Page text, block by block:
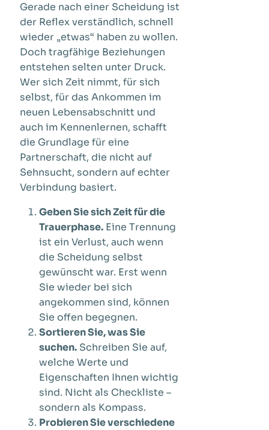
Gerade nach einer Scheidung ist
der Reflex verständlich, schnell
wieder „etwas“ haben zu wollen.
Doch tragfähige Beziehungen
entstehen selten unter Druck.
Wer sich Zeit nimmt, für sich
selbst, für das Ankommen im
neuen Lebensabschnitt und
auch im Kennenlernen, schafft
die Grundlage für eine
Partnerschaft, die nicht auf
Sehnsucht, sondern auf echter
Verbindung basiert.
Geben Sie sich Zeit für die
Trauerphase.Eine Trennung
ist ein Verlust, auch wenn
die Scheidung selbst
gewünscht war. Erst wenn
Sie wieder bei sich
angekommen sind, können
Sie offen begegnen.
Sortieren Sie, was Sie
suchen.Schreiben Sie auf,
welche Werte und
Eigenschaften Ihnen wichtig
sind. Nicht als Checkliste –
sondern als Kompass.
Probieren Sie verschiedene